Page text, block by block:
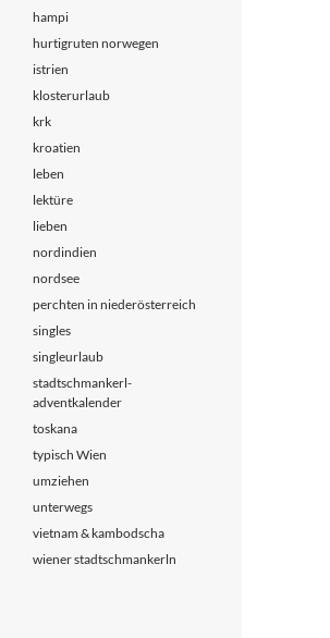
hampi
hurtigruten norwegen
istrien
klosterurlaub
krk
kroatien
leben
lektüre
lieben
nordindien
nordsee
perchten in niederösterreich
singles
singleurlaub
stadtschmankerl-
adventkalender
toskana
typisch Wien
umziehen
unterwegs
vietnam & kambodscha
wiener stadtschmankerln